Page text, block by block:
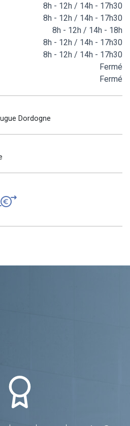
8h - 12h / 14h - 17h30
8h - 12h / 14h - 17h30
8h - 12h / 14h - 18h
8h - 12h / 14h - 17h30
8h - 12h / 14h - 17h30
Fermé
Fermé
Dordogne